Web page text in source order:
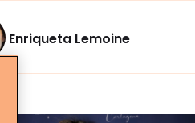
Enriqueta Lemoine